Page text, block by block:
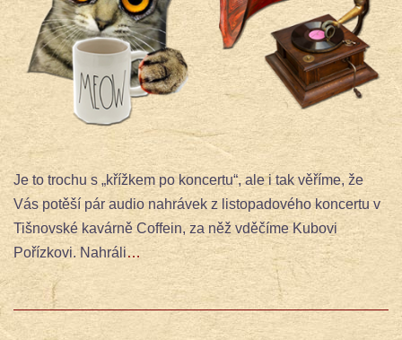
Je to trochu s „křížkem po koncertu“, ale i tak věříme, že
Vás potěší pár audio nahrávek z listopadového koncertu v
Tišnovské kavárně Coffein, za něž vděčíme Kubovi
Pořízkovi. Nahráli…